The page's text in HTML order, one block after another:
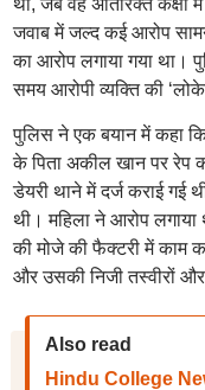
था, जब वह अतिरिक्त कक्षा
जवाब में जल्द कई आरोप
का आरोप लगाया गया था।
समय आरोपी व्यक्ति की
पुलिस ने एक बयान में कहा कि
के पिता अकील खान पर रेप
डेयरी थाने में दर्ज कराई गई
थी। महिला ने आरोप
की मोजे की फैक्टरी में काम
और उसकी निजी तस्वीरों
Also read
Hindu College